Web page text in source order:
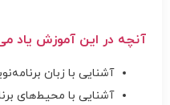
آنچه در این آموزش یاد
آشنایی با زبان
آشنایی با محیط‌های